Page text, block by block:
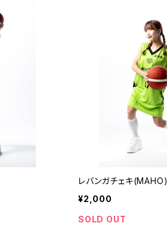
レバンガチェキ(MAHO)
¥2,000
SOLD OUT